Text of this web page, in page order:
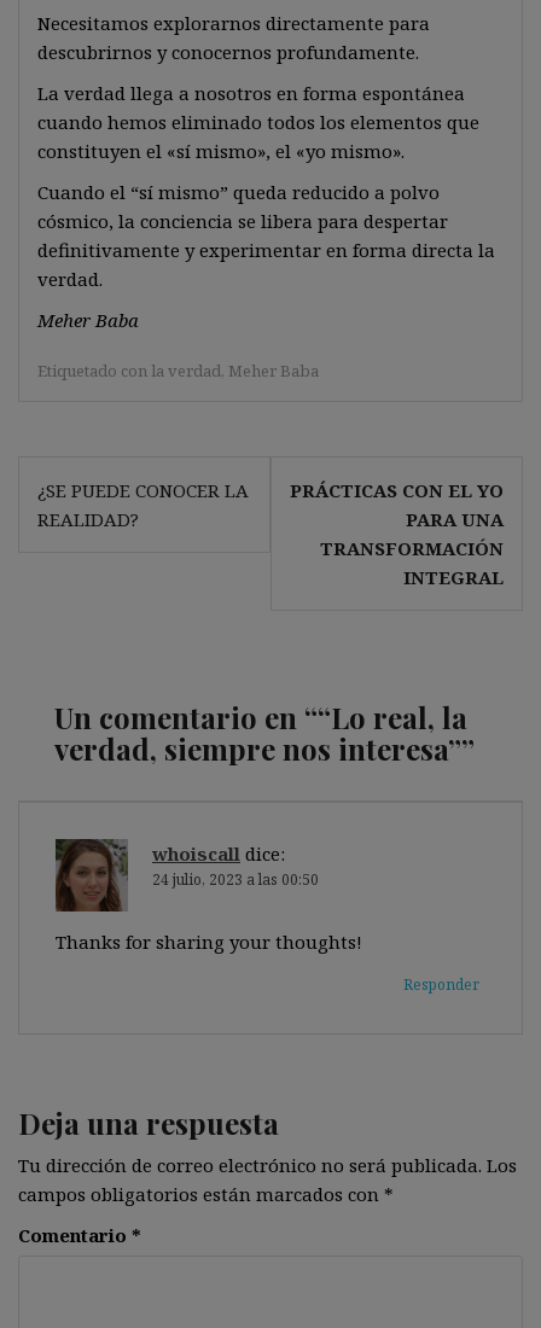
Necesitamos explorarnos directamente para
descubrirnos y conocernos profundamente.
La verdad llega a nosotros en forma espontánea
cuando hemos eliminado todos los elementos que
constituyen el «sí mismo», el «yo mismo».
Cuando el “sí mismo” queda reducido a polvo
cósmico, la conciencia se libera para despertar
definitivamente y experimentar en forma directa la
verdad.
Meher Baba
Etiquetado con la verdad, Meher Baba
Navegación
de
¿SE PUEDE CONOCER LA
REALIDAD?
PRÁCTICAS CON EL YO
PARA UNA
TRANSFORMACIÓN
INTEGRAL
Un comentario en ““Lo real, la
verdad, siempre nos interesa””
whoiscall dice:
24 julio, 2023 a las 00:50
Thanks for sharing your thoughts!
Responder
Deja una respuesta
Tu dirección de correo electrónico no será publicada. Los
campos obligatorios están marcados con *
Comentario *